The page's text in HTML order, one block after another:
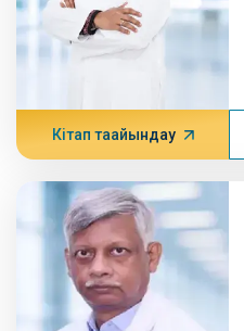
Кітап тағайындау